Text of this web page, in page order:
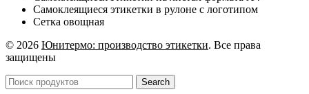
Самоклеящиеся этикетки в рулоне с логотипом
Сетка овощная
© 2026 Юнитермо: производство этикетки. Все права
защищены
Search